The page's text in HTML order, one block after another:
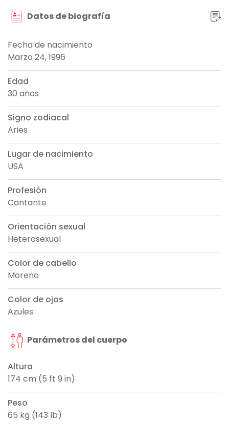
Datos de biografía
Fecha de nacimiento
Marzo 24, 1996
Edad
30 años
Signo zodiacal
Aries
Lugar de nacimiento
USA
Profesión
Cantante
Orientación sexual
Heterosexual
Color de cabello
Moreno
Color de ojos
Azules
Parámetros del cuerpo
Altura
174 cm (5 ft 9 in)
Peso
65 kg (143 lb)